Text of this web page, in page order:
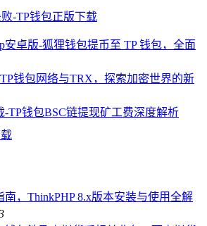
-TP钱包正版下载
安卓版-狐狸钱包提币至 TP 钱包，全面
钱包网络与TRX，探索加密世界的新
-TP钱包BSC链提现矿工费深度解析
南，ThinkPHP 8.x版本安装与使用全解